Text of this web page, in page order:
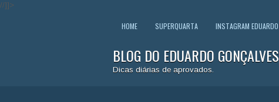
//]]>
HOME SUPERQUARTA INSTAGRAM EDUARDO
BLOG DO EDUARDO GONÇALVES
Dicas diárias de aprovados.